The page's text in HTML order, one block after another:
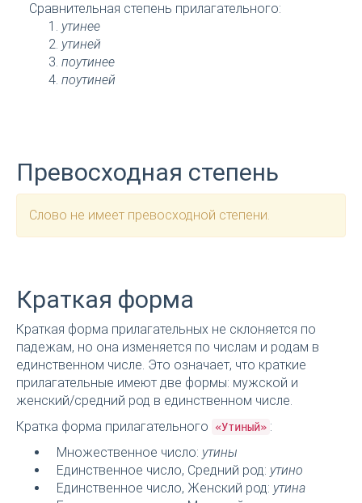
Сравнительная степень прилагательного:
утинее
утиней
поутинее
поутиней
Превосходная степень
Слово не имеет превосходной степени.
Краткая форма
Краткая форма прилагательных не склоняется по
падежам, но она изменяется по числам и родам в
единственном числе. Это означает, что краткие
прилагательные имеют две формы: мужской и
женский/средний род в единственном числе.
Кратка форма прилагательного
«Утиный» :
Множественное число: утины
Единственное число, Средний род: утино
Единственное число, Женский род: утина